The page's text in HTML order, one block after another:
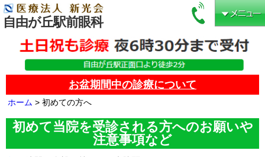
自由が丘駅前眼科
お盆期間中の診療について
ホーム > 初めての方へ
初めて当院を受診される方へのお願いや
注意事項など